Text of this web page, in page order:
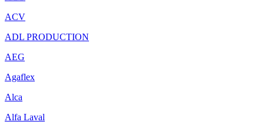
ACV
ADL PRODUCTION
AEG
Agaflex
Alca
Alfa Laval